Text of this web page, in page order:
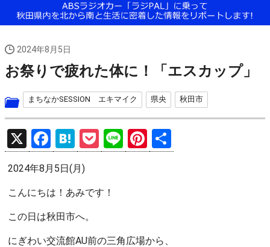
2024年8月5日
お祭りで疲れた体に！「エスカップ」
まちなかSESSION エキマイク 県央 秋田市
X
F
a
ce
b
o
o
H
at
e
n
a
P
o
et
Li
n
Pi
nt 有
2024年8月5日(月)
こんにちは！あみです！
この日は秋田市へ。
にぎわい交流館AU前の三角広場から、